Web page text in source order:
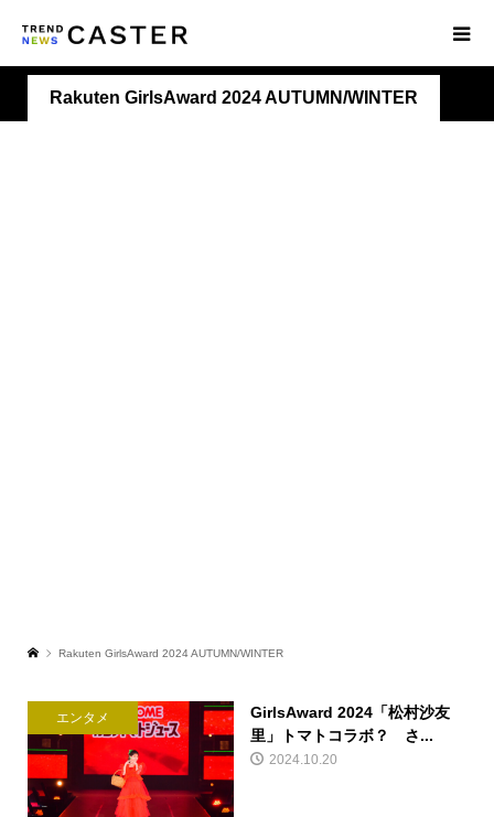
Rakuten GirlsAward 2024 AUTUMN/WINTER
Rakuten GirlsAward 2024 AUTUMN/WINTER
エンタメ
GirlsAward 2024「松村沙友
里」トマトコラボ？ さ...
2024.10.20